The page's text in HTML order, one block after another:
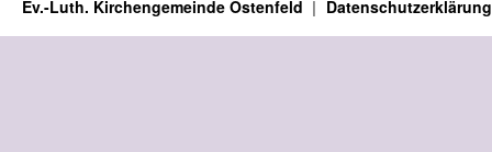
Ev.-Luth. Kirchengemeinde Ostenfeld Datenschutzerklärung